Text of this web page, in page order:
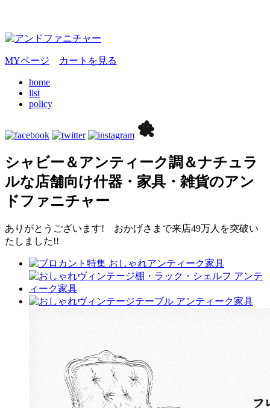
MYページ カートを見る
home
list
policy
シャビー＆アンティーク調＆ナチュラ
ルな店舗向け什器・家具・雑貨のアン
ドファニチャー
ありがとうございます! おかげさまで来店49万人を突破い
たしました!!